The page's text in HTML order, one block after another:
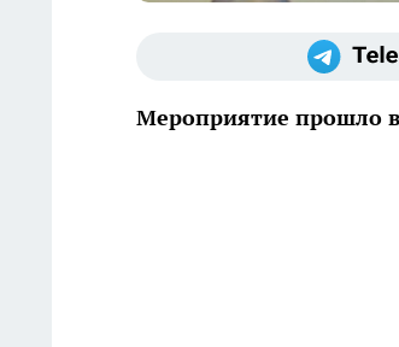
Мероприятие прошло